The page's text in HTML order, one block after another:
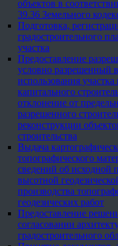
объектов в
39.36 Земельного
Подготовка,
градостроительного
участка
Предоставление
условно разрешенный
использования участка
капитального
отклонение от
разрешенного
реконструкции
строительства
Выдача
топографического
сведений об исходной
высотной
производства
геодезических работ
Предоставление
согласовании
градостроительного